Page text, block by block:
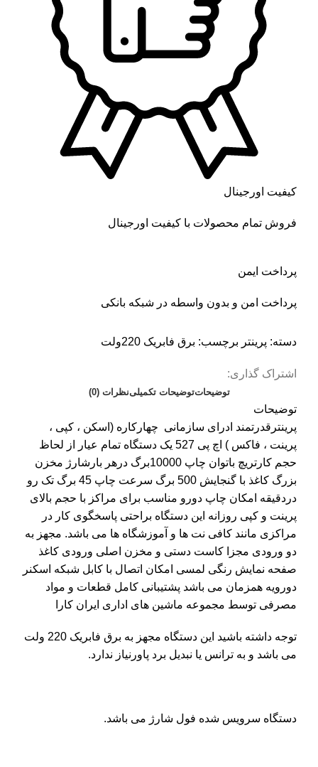
کیفیت اورجینال
فروش تمام محصولات با کیفیت اورجینال
پرداخت ایمن
پرداخت امن و بدون واسطه در شبکه بانکی
دسته: پرینتر برچسب: برق فابریک 220ولت
اشتراک گذاری:
توضیحاتتوضیحات تکمیلینظرات (0)
توضیحات
پرینتر قدرتمند ادرای سازمانی چهارکاره (اسکن ، کپی ،
پرینت ، فاکس ) اچ پی 527 یک دستگاه تمام عیار از لحاظ
حجم کارتریچ باتوان چاپ 10000برگ درهر بارشارژ مخزن
بزرگ کاغذ با گنجایش 500 برگ سرعت چاپ 45 برگ تک رو
دردقیقه امکان چاپ دورو مناسب برای مراکز با حجم بالای
پرینت و کپی روزانه این دستگاه براحتی پاسخگوی کار در
مراکزی مانند کافی نت ها و آموزشگاه ها می باشد. مجهز به
دو ورودی مجزا کاست دستی و مخزن اصلی ورودی کاغذ
صفحه نمایش رنگی لمسی امکان اتصال با کابل شبکه اسکنر
دورویه همزمان می باشد پشتیبانی کامل قطعات و مواد
مصرفی توسط مجموعه ماشین های اداری ایران کارا
توجه داشته باشید این دستگاه مجهز به برق فابریک 220 ولت
می باشد و به ترانس یا نبدیل برد پاورنیاز ندارد.
دستگاه سرویس شده فول شارژ می باشد.